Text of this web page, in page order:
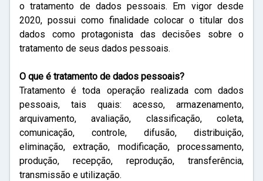
o tratamento de dados pessoais. Em vigor desde
2020, possui como finalidade colocar o titular dos
dados como protagonista das decisões sobre o
tratamento de seus dados pessoais.
O que é tratamento de dados pessoais?
Tratamento é toda operação realizada com dados
pessoais, tais quais: acesso, armazenamento,
arquivamento, avaliação, classificação, coleta,
comunicação, controle, difusão, distribuição,
eliminação, extração, modificação, processamento,
produção, recepção, reprodução, transferência,
transmissão e utilização.